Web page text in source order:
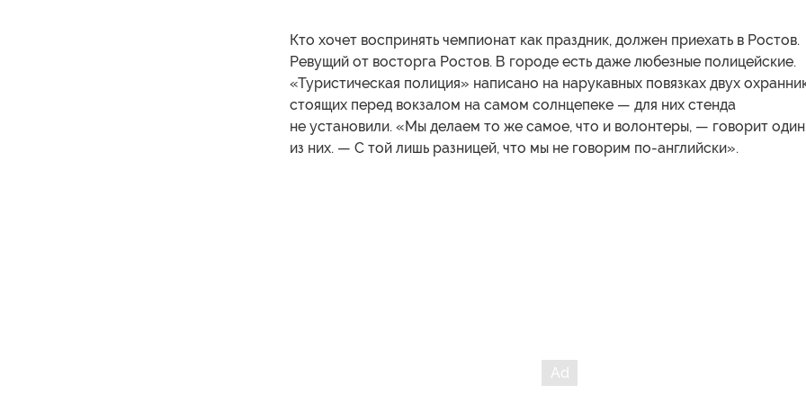
Кто хочет воспринять чемпионат как праздник, должен приехать в Ростов.
Ревущий от восторга Ростов. В городе есть даже любезные полицейские.
«Туристическая полиция» написано на нарукавных повязках двух
стоящих перед вокзалом на самом солнцепеке — для них стенда
не установили. «Мы делаем то же самое, что и волонтеры, — говорит один
из них. — С той лишь разницей, что мы не говорим по-английски».